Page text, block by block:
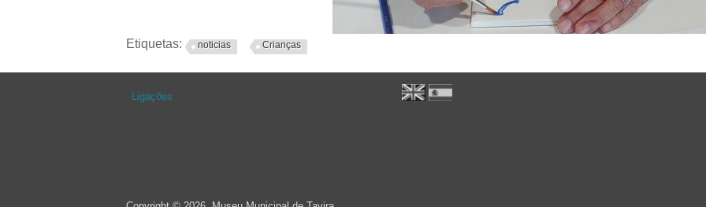
Etiquetas: noticias Crianças
Ligações